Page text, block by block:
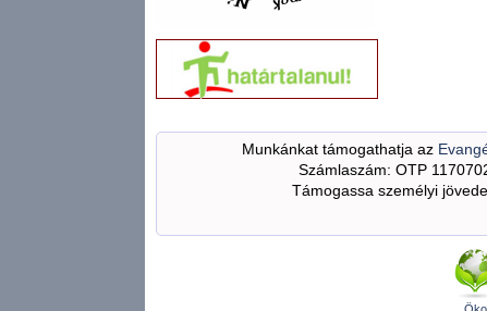
Munkánkat támogathatja az
Számlaszám: OTP
Támogassa személyi